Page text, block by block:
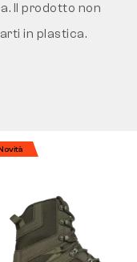
Il prodotto non
in plastica.
Novità